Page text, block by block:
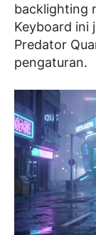
backlighting
Keyboard ini
Predator
pengaturan.